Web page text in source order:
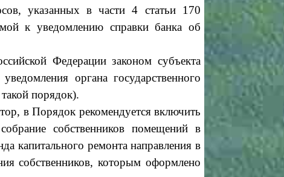
указанных в части 4 статьи 170
к уведомлению справки банка об
Федерации законом субъекта
органа государственного
порядок).
в Порядок рекомендуется включить
собственников помещений в
капитального ремонта направления в
собственников, которым оформлено